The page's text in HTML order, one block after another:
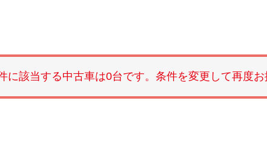
に該当する中古車は0台です。条件を変更して再度お